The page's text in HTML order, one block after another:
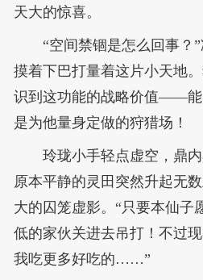
天大的惊喜。
“空间禁锢是怎么回事？
摸着下巴打量着这片小天地
识到这功能的战略价值——能
是为他量身定做的狩猎场！
玲珑小手轻点虚空，鼎
原本平静的灵田突然升起无
大的囚笼虚影。“只要本仙子
低的家伙关进去吊打！不过
我吃更多好吃的……”